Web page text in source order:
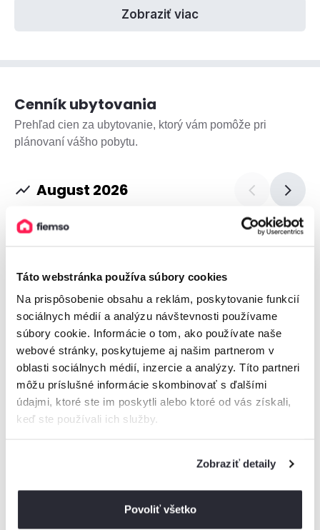
Táto webstránka používa súbory cookies
Na prispôsobenie obsahu a reklám, poskytovanie funkcií
sociálnych médií a analýzu návštevnosti používame
súbory cookie. Informácie o tom, ako používate naše
webové stránky, poskytujeme aj našim partnerom v
oblasti sociálnych médií, inzercie a analýzy. Títo partneri
môžu príslušné informácie skombinovať s ďalšími
údajmi, ktoré ste im poskytli alebo ktoré od vás získali,
keď ste používali ich služby.
Zobraziť detaily
Povoliť všetko
Zobraziť viac
Cenník ubytovania
Prehľad cien za ubytovanie, ktorý vám pomôže pri
plánovaní vášho pobytu.
August 2026
40€
80€
1 2 3 4 5 6 7 8 9 10 11 12 13 14 15 16 17 18 19 20
Základná sadzba
Minimálne
2 noci
Bez stravy
95
Minimálne1 noc
110